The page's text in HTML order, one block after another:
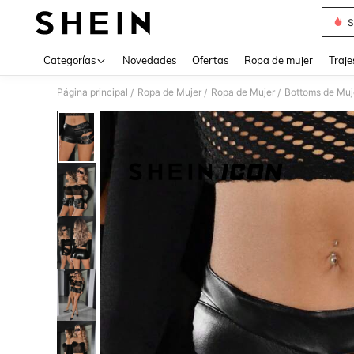
Categorías Novedades Ofertas Ropa de mujer
Página principal / Ropa de Mujer / Ropa de Mujer / Bottoms de